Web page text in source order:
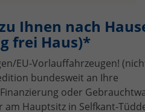
EU-Neuwagen
kaufen
Ihnen nach
frei Haus)*
EU-Vorlauffahrzeugen!
bundesweit an Ihre
oder
Hauptsitz in Selfkant-